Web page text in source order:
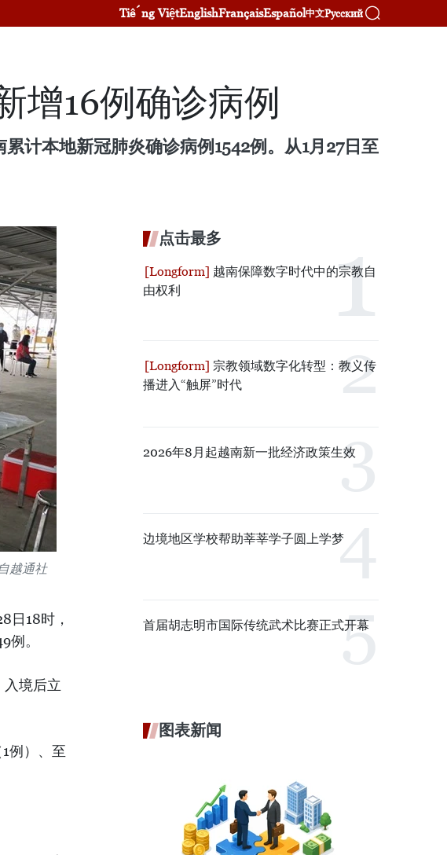
Tiếng ViệtEnglishFrançaisEspañol中文Русский
增16例确诊病例
计本地新冠肺炎确诊病例1542例。从1月27日至
越通社
日18时，
例。
入境后立
例）、至
点击最多
越南保障数字时代中的宗教自
由权利
宗教领域数字化转型：教义传
播进入“触屏”时代
2026年8月起越南新一批经济政策生效
边境地区学校帮助莘莘学子圆上学梦
首届胡志明市国际传统武术比赛正式开幕
图表新闻